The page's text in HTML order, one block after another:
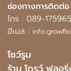
ช่องทางการติดต่อ
โทร : 089-
อีเมล :
โชว์รูม